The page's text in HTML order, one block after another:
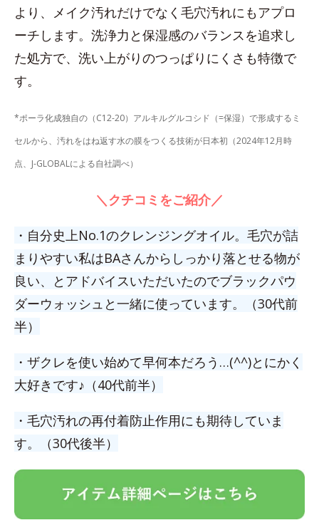
より、メイク汚れだけでなく毛穴汚れにもアプロ
ーチします。洗浄力と保湿感のバランスを追求し
た処方で、洗い上がりのつっぱりにくさも特徴で
す。
*ポーラ化成独自の（C12-20）アルキルグルコシド（=保湿）で形成するミ
セルから、汚れをはね返す水の膜をつくる技術が日本初（2024年12月時
点、J-GLOBALによる自社調べ）
＼クチコミをご紹介／
・自分史上No.1のクレンジングオイル。毛穴が詰
まりやすい私はBAさんからしっかり落とせる物が
良い、とアドバイスいただいたのでブラックパウ
ダーウォッシュと一緒に使っています。（30代前
半）
・ザクレを使い始めて早何本だろう…(^^)とにかく
大好きです♪（40代前半）
・毛穴汚れの再付着防止作用にも期待していま
す。（30代後半）